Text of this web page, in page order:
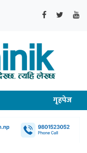
गृहपेज